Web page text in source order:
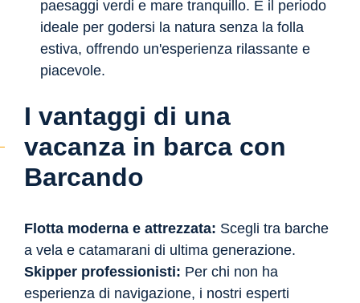
paesaggi verdi e mare tranquillo. È il periodo
ideale per godersi la natura senza la folla
estiva, offrendo un'esperienza rilassante e
piacevole.
I vantaggi di una
vacanza in barca con
Barcando
Flotta moderna e attrezzata: Scegli tra barche
a vela e catamarani di ultima generazione.
Skipper professionisti: Per chi non ha
esperienza di navigazione, i nostri esperti